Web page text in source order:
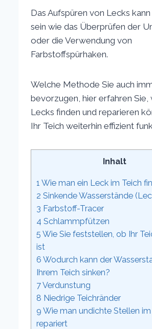
Das Aufspüren von Lecks
sein wie das Überprüfen der
oder die Verwendung von
Farbstoffspürhaken.
Welche Methode Sie auch
bevorzugen, hier erfahren Sie,
Lecks finden und reparieren
Ihr Teich weiterhin effizient
Inhalt
1 Wie man ein Leck im Teich
2 Sinkende Wasserstände
3 Farbstoff-Tracer
4 Schlammpfützen
5 Wie Sie feststellen, ob Ihr
ist
6 Wodurch kann der
Ihrem Teich sinken?
7Verdunstung
8 Niedrige Teichränder
9 Wie man undichte Stellen im
repariert